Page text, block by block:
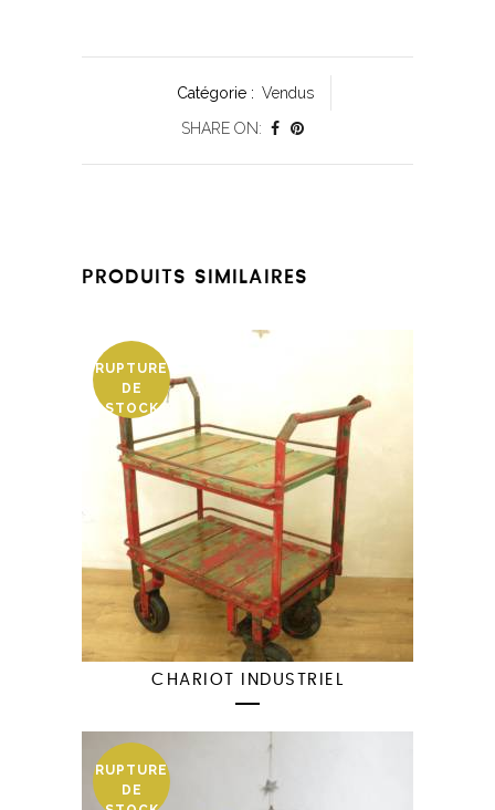
Catégorie : Vendus
SHARE ON:
PRODUITS SIMILAIRES
RUPTURE
DE
STOCK
CHARIOT INDUSTRIEL
RUPTURE
DE